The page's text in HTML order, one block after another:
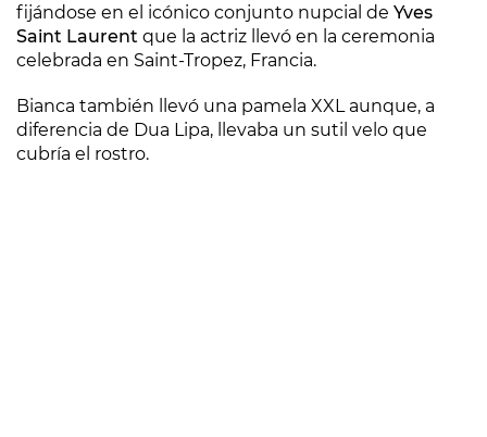
fijándose en el icónico conjunto nupcial de Yves
Saint Laurent que la actriz llevó en la ceremonia
celebrada en Saint-Tropez, Francia.
Bianca también llevó una pamela XXL aunque, a
diferencia de Dua Lipa, llevaba un sutil velo que
cubría el rostro.